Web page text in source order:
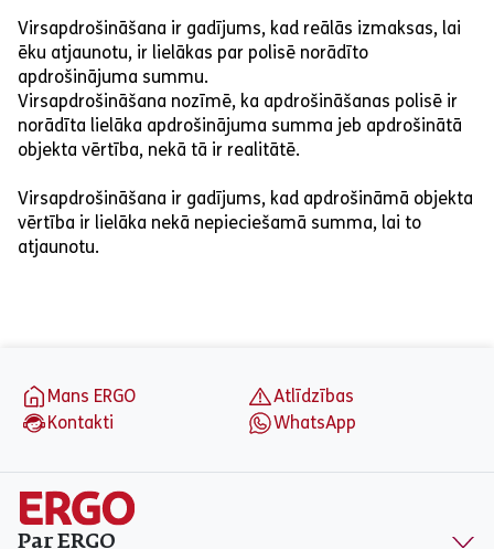
Virsapdrošināšana ir gadījums, kad reālās izmaksas, lai
ēku atjaunotu, ir lielākas par polisē norādīto
apdrošinājuma summu.
Virsapdrošināšana nozīmē, ka apdrošināšanas polisē ir
norādīta lielāka apdrošinājuma summa jeb apdrošinātā
objekta vērtība, nekā tā ir realitātē.
Virsapdrošināšana ir gadījums, kad apdrošināmā objekta
vērtība ir lielāka nekā nepieciešamā summa, lai to
atjaunotu.
Mans ERGO
Atlīdzības
Kontakti
WhatsApp
Par ERGO